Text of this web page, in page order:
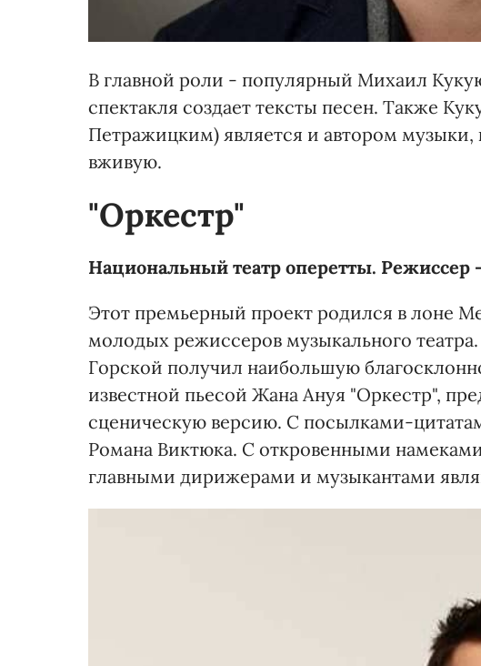
В главной роли - популярный Михаил
спектакля создает тексты песен. Также
Петражицким) является и автором музыки,
вживую.
"Оркестр"
Национальный театр оперетты. Режиссер
Этот премьерный проект родился в лоне
молодых режиссеров музыкального
Горской получил наибольшую
известной пьесой Жана Ануя "Оркестр",
сценическую версию. С посылками-
Романа Виктюка. С откровенными
главными дирижерами и музыкантами